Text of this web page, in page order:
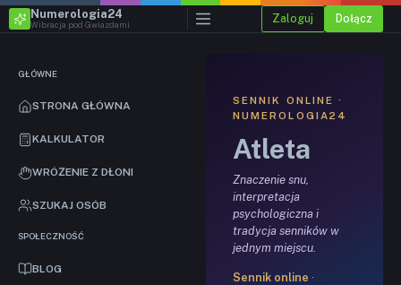
GŁÓWNE
STRONA GŁÓWNA
KALKULATOR
WRÓŻENIE Z DŁONI
SZUKAJ OSÓB
SPOŁECZNOŚĆ
BLOG
Numerologia24
Wibracja pod Gwiazdami Zaloguj Dołącz
SENNIK ONLINE ·
NUMEROLOGIA24
Atleta
Znaczenie snu,
interpretacja
psychologiczna i
tradycja senników w
jednym miejscu.
Sennik online ·